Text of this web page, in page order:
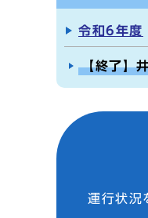
令和6年度
【終了】
運行状況